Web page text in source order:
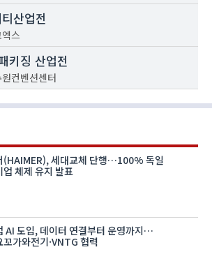
산업전
스
키징 산업전
컨벤션센터
(HAIMER), 세대교체 단행…100% 독일
업 체제 유지 발표
AI 도입, 데이터 연결부터 운영까지…
꼬가와전기·VNTG 협력